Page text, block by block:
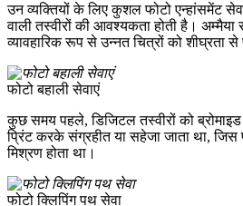
उन व्यक्तियों के लिए कुशल फोटो एन्हांसमेंट
वाली तस्वीरों की आवश्यकता होती है।
व्यावहारिक रूप से उन्नत चित्रों को शीघ्रता से
फोटो बहाली सेवाएं
कुछ समय पहले, डिजिटल तस्वीरों को
प्रिंट करके संग्रहीत या सहेजा जाता था, जिस
मिश्रण होता था।
फोटो क्लिपिंग पथ सेवा